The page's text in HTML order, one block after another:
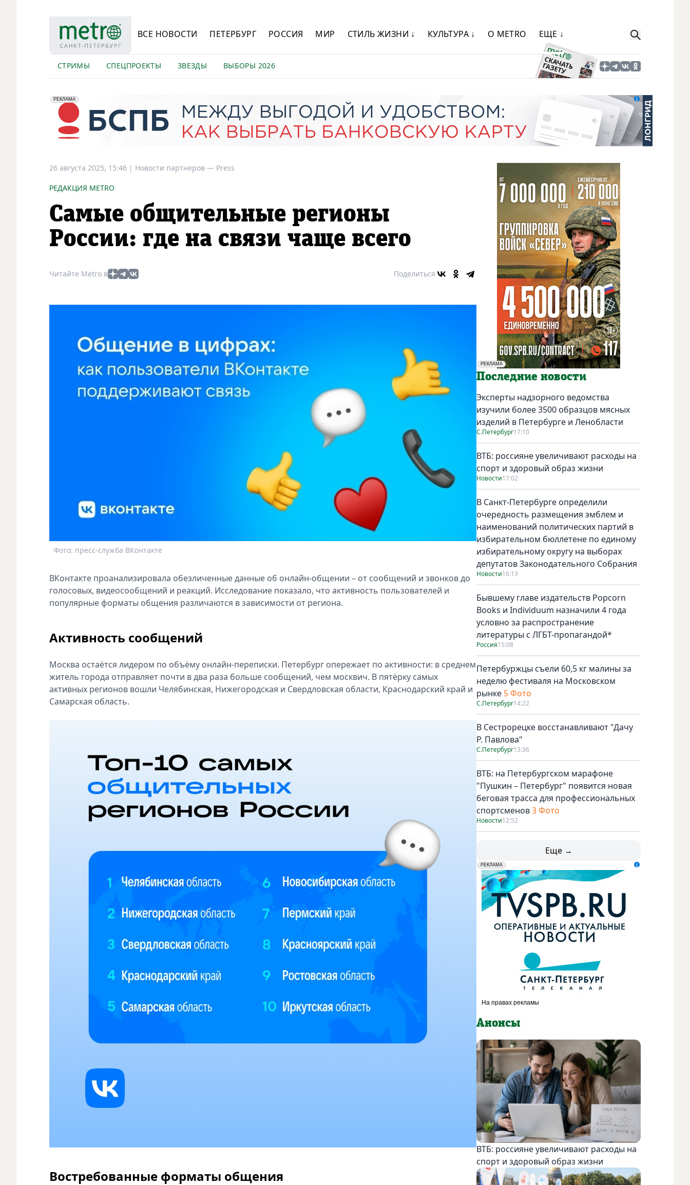
ВСЕ НОВОСТИ ПЕТЕРБУРГ РОССИЯ МИР СТИЛЬ ЖИЗНИ ↓ КУЛЬТУРА ↓ О METRO ЕЩЕ ↓
СТРИМЫ СПЕЦПРОЕКТЫ ЗВЕЗДЫ ВЫБОРЫ 2026
erid: 2VfnxyFybV5
РЕКЛАМА
ПАО "Банк "Санкт-Петербург", ИНН: 7831000027
26 августа 2025, 15:46 | Новости партнеров — Press
РЕДАКЦИЯ METRO
Самые общительные регионы
России: где на связи чаще всего
Читайте Metro в Поделиться
Фото: пресс-служба ВКонтакте
ВКонтакте проанализировала обезличенные данные об онлайн-общении – от сообщений и звонков до
голосовых, видеосообщений и реакций. Исследование показало, что активность пользователей и
популярные форматы общения различаются в зависимости от региона.
Активность сообщений
Москва остаётся лидером по объёму онлайн-переписки. Петербург опережает по активности: в среднем
житель города отправляет почти в два раза больше сообщений, чем москвич. В пятёрку самых
активных регионов вошли Челябинская, Нижегородская и Свердловская области, Краснодарский край и
Самарская область.
Востребованные форматы общения
РЕКЛАМА
Социальная реклама
Последние новости
Эксперты надзорного ведомства
изучили более 3500 образцов мясных
изделий в Петербурге и Ленобласти
С.Петербург17:10
ВТБ: россияне увеличивают расходы на
спорт и здоровый образ жизни
Новости17:02
В Санкт-Петербурге определили
очередность размещения эмблем и
наименований политических партий в
избирательном бюллетене по единому
избирательному округу на выборах
депутатов Законодательного Собрания
Новости16:13
Бывшему главе издательств Popcorn
Books и Individuum назначили 4 года
условно за распространение
литературы с ЛГБТ-пропагандой*
Россия15:08
Петербуржцы съели 60,5 кг малины за
неделю фестиваля на Московском
рынке 5 Фото
С.Петербург14:22
В Сестрорецке восстанавливают "Дачу
Р. Павлова"
С.Петербург13:36
ВТБ: на Петербургском марафоне
"Пушкин – Петербург" появится новая
беговая трасса для профессиональных
спортсменов3 Фото
Новости12:52
Еще →
erid: LdtCK5udn
РЕКЛАМА
АО "ГАТР", ИНН: 7841320717
Анонсы
ВТБ: россияне увеличивают расходы на
спорт и здоровый образ жизни